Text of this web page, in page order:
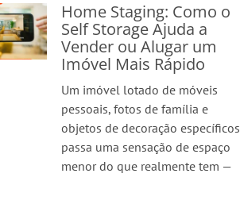
Home Staging: Como o
Self Storage Ajuda a
Vender ou Alugar um
Imóvel Mais Rápido
Um imóvel lotado de móveis
pessoais, fotos de família e
objetos de decoração específicos
passa uma sensação de espaço
menor do que realmente tem —